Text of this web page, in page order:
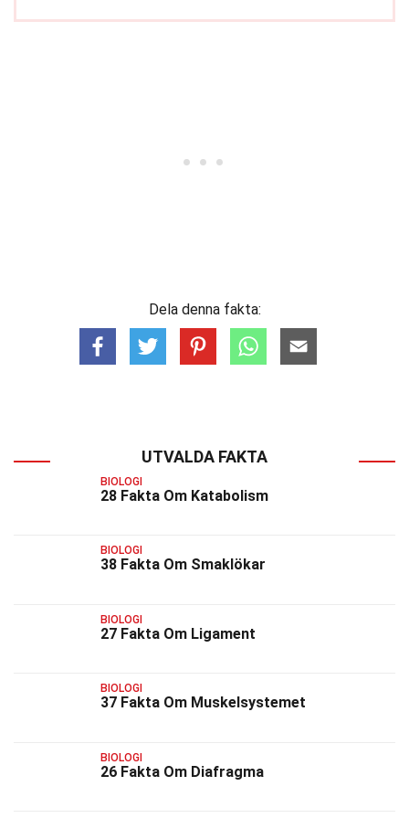
Dela denna fakta:
UTVALDA FAKTA
BIOLOGI
28 Fakta Om Katabolism
BIOLOGI
38 Fakta Om Smaklökar
BIOLOGI
27 Fakta Om Ligament
BIOLOGI
37 Fakta Om Muskelsystemet
BIOLOGI
26 Fakta Om Diafragma